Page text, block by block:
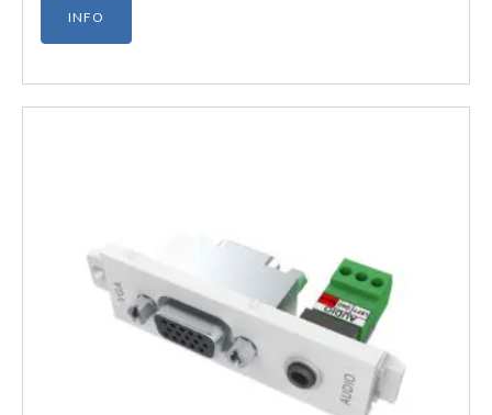
INFO